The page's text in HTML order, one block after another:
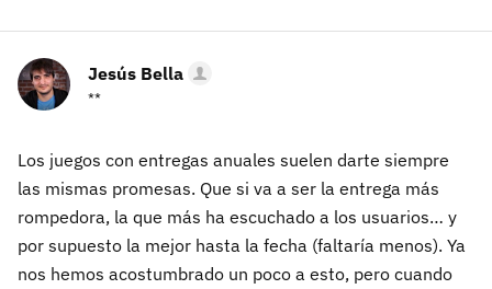
Jesús Bella
**
Los juegos con entregas anuales suelen darte siempre
las mismas promesas. Que si va a ser la entrega más
rompedora, la que más ha escuchado a los usuarios… y
por supuesto la mejor hasta la fecha (faltaría menos). Ya
nos hemos acostumbrado un poco a esto, pero cuando